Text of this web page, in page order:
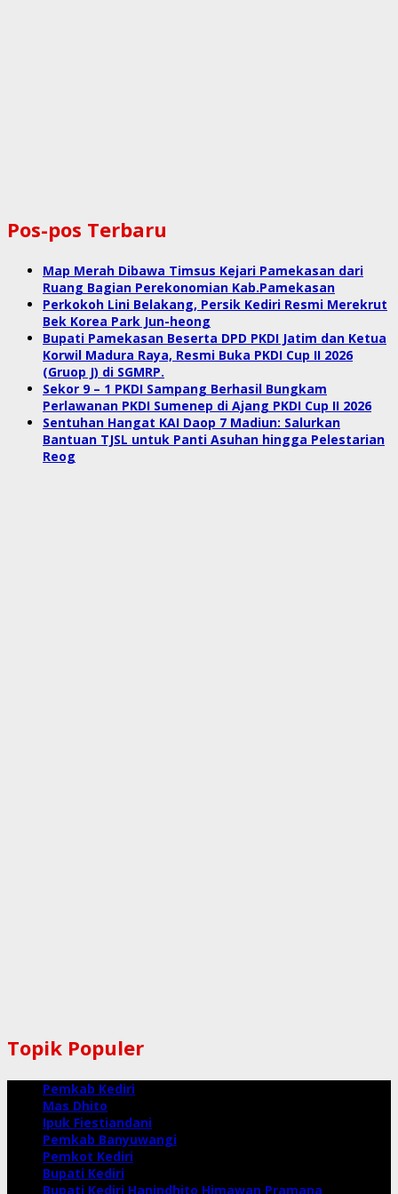
Pos-pos Terbaru
Map Merah Dibawa Timsus Kejari Pamekasan dari
Ruang Bagian Perekonomian Kab.Pamekasan
Perkokoh Lini Belakang, Persik Kediri Resmi Merekrut
Bek Korea Park Jun-heong
Bupati Pamekasan Beserta DPD PKDI Jatim dan Ketua
Korwil Madura Raya, Resmi Buka PKDI Cup II 2026
(Gruop J) di SGMRP.
Sekor 9 – 1 PKDI Sampang Berhasil Bungkam
Perlawanan PKDI Sumenep di Ajang PKDI Cup II 2026
Sentuhan Hangat KAI Daop 7 Madiun: Salurkan
Bantuan TJSL untuk Panti Asuhan hingga Pelestarian
Reog
Topik Populer
Pemkab Kediri
Mas Dhito
Ipuk Fiestiandani
Pemkab Banyuwangi
Pemkot Kediri
Bupati Kediri
Bupati Kediri Hanindhito Himawan Pramana